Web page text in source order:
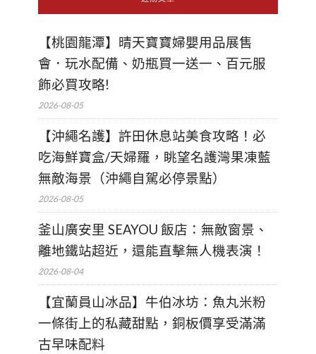
【桃園龍潭】晴天寶寶婦嬰用品展售
會．玩水配備、奶瓶買一送一、百元服
飾必買攻略!
2026-08-05
【沖繩名護】許田休息站美食攻略！必
吃海鮮寶盒/天婦羅，眺望名護灣果凍藍
無敵海景（沖繩自駕必停景點）
2026-08-05
釜山廣安里 SEAYOU 飯店：無敵窗景、
離地鐵站超近，還能直擊無人機表演！
2026-08-04
【宜蘭員山冰品】牛伯冰坊：魚丸米粉
一條街上的私藏甜點，銅板價享受滿滿
古早味配料